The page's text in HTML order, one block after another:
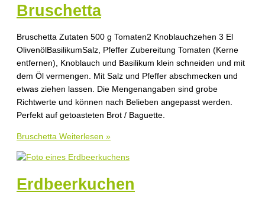
Bruschetta
Bruschetta Zutaten 500 g Tomaten2 Knoblauchzehen 3 El
OlivenölBasilikumSalz, Pfeffer Zubereitung Tomaten (Kerne
entfernen), Knoblauch und Basilikum klein schneiden und mit
dem Öl vermengen. Mit Salz und Pfeffer abschmecken und
etwas ziehen lassen. Die Mengenangaben sind grobe
Richtwerte und können nach Belieben angepasst werden.
Perfekt auf getoasteten Brot / Baguette.
Bruschetta Weiterlesen »
Erdbeerkuchen